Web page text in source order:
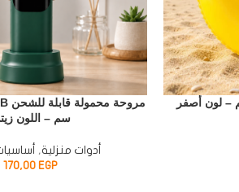
سم – اللون
أدوات منزلية,
170,00EGP